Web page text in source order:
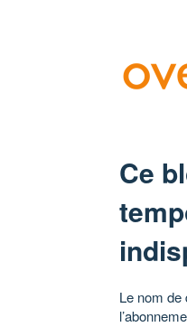
Ce
Le nom de